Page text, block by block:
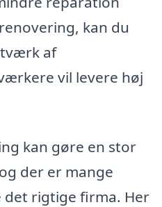
kan du
af
vil levere høj
kan gøre en stor
der er mange
rigtige firma. Her